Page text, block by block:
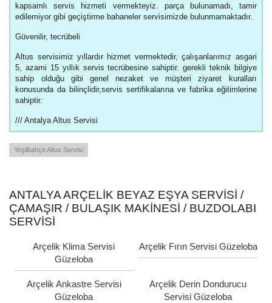
kapsamlı servis hizmeti vermekteyiz. parça bulunamadı, tamir
edilemiyor gibi geçiştirme bahaneler servisimizde bulunmamaktadır.
Güvenilir, tecrübeli
Altus servisimiz yıllardır hizmet vermektedir, çalışanlarımız asgari
5, azami 15 yıllık servis tecrübesine sahiptir. gerekli teknik bilgiye
sahip olduğu gibi genel nezaket ve müşteri ziyaret kuralları
konusunda da bilinçlidir,servis sertifikalarına ve fabrika eğitimlerine
sahiptir.
/// Antalya Altus Servisi
Yeşilbahçe Altus Servisi
ANTALYA ARÇELIK BEYAZ EŞYA SERVISI /
ÇAMAŞIR / BULAŞIK MAKINESI / BUZDOLABI
SERVISI
Arçelik Klima Servisi
Güzeloba
Arçelik Fırın Servisi Güzeloba
Arçelik Ankastre Servisi
Güzeloba
Arçelik Derin Dondurucu
Servisi Güzeloba